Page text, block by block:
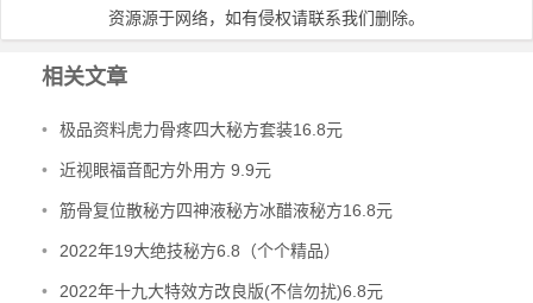
资源源于网络，如有侵权请联系我们删除。
相关文章
• 极品资料虎力骨疼四大秘方套装16.8元
• 近视眼福音配方外用方 9.9元
• 筋骨复位散秘方四神液秘方冰醋液秘方16.8元
• 2022年19大绝技秘方6.8（个个精品）
• 2022年十九大特效方改良版(不信勿扰)6.8元